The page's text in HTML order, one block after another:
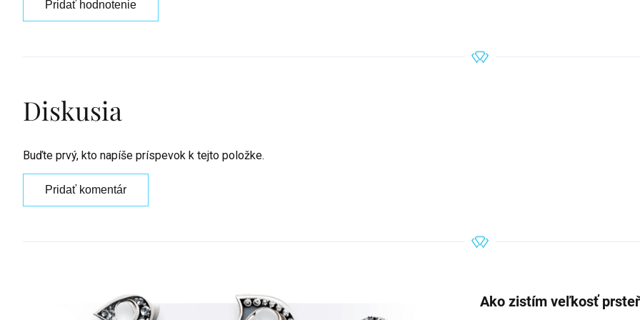
Pridať hodnotenie
Diskusia
Buďte prvý, kto napíše príspevok k tejto položke.
Pridať komentár
Ako zistím veľkosť